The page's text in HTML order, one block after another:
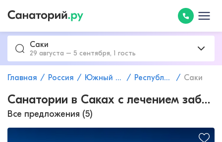
Саки
29 августа – 5 сентября, 1 гость
Главная Россия Южный федеральный округ Республика Крым Саки
Санатории в Саках с лечением заболеваний опорно-двигательного аппарата
Все предложения (5)